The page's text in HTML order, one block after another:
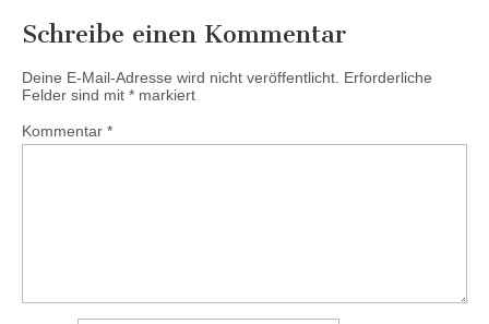
Schreibe einen Kommentar
Deine E-Mail-Adresse wird nicht veröffentlicht. Erforderliche
Felder sind mit * markiert
Kommentar *